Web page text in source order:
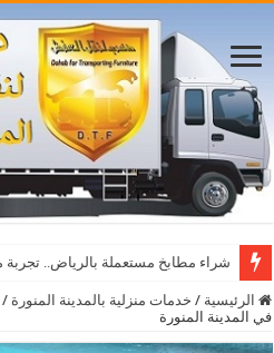
شراء مطابخ مستعملة بالرياض.. تجربة
أفضل مواقع مشاهدة مباريات اليوم
الرئيسية / خدمات منزلية بالمدينة المنورة /
في المدينة المنورة